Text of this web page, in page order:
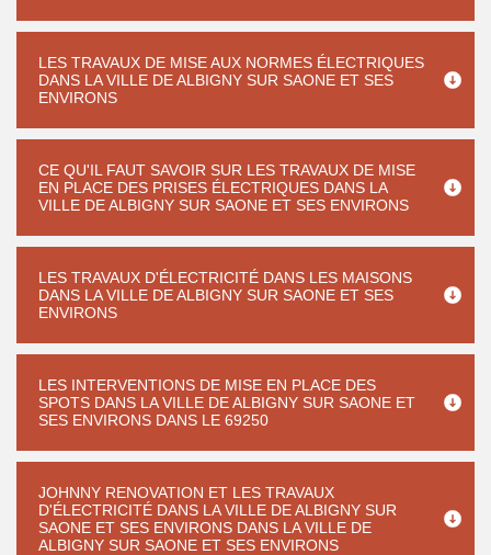
LES TRAVAUX DE MISE AUX NORMES ÉLECTRIQUES
DANS LA VILLE DE ALBIGNY SUR SAONE ET SES
ENVIRONS
CE QU'IL FAUT SAVOIR SUR LES TRAVAUX DE MISE
EN PLACE DES PRISES ÉLECTRIQUES DANS LA
VILLE DE ALBIGNY SUR SAONE ET SES ENVIRONS
LES TRAVAUX D'ÉLECTRICITÉ DANS LES MAISONS
DANS LA VILLE DE ALBIGNY SUR SAONE ET SES
ENVIRONS
LES INTERVENTIONS DE MISE EN PLACE DES
SPOTS DANS LA VILLE DE ALBIGNY SUR SAONE ET
SES ENVIRONS DANS LE 69250
JOHNNY RENOVATION ET LES TRAVAUX
D'ÉLECTRICITÉ DANS LA VILLE DE ALBIGNY SUR
SAONE ET SES ENVIRONS DANS LA VILLE DE
ALBIGNY SUR SAONE ET SES ENVIRONS